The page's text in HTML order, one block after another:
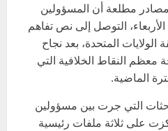
مطلعة أن المسؤولين
الأربعاء، التوصل إلى نص تفاهم
المتحدة، بعد نجاح
معظم النقاط الخلافية التي
الماضية.
التي جرت بين مسؤولين
على ثلاثة ملفات رئيسية